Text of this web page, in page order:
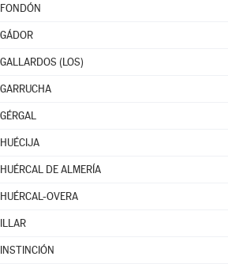
FONDÓN
GÁDOR
GALLARDOS (LOS)
GARRUCHA
GÉRGAL
HUÉCIJA
HUÉRCAL DE ALMERÍA
HUÉRCAL-OVERA
ILLAR
INSTINCIÓN